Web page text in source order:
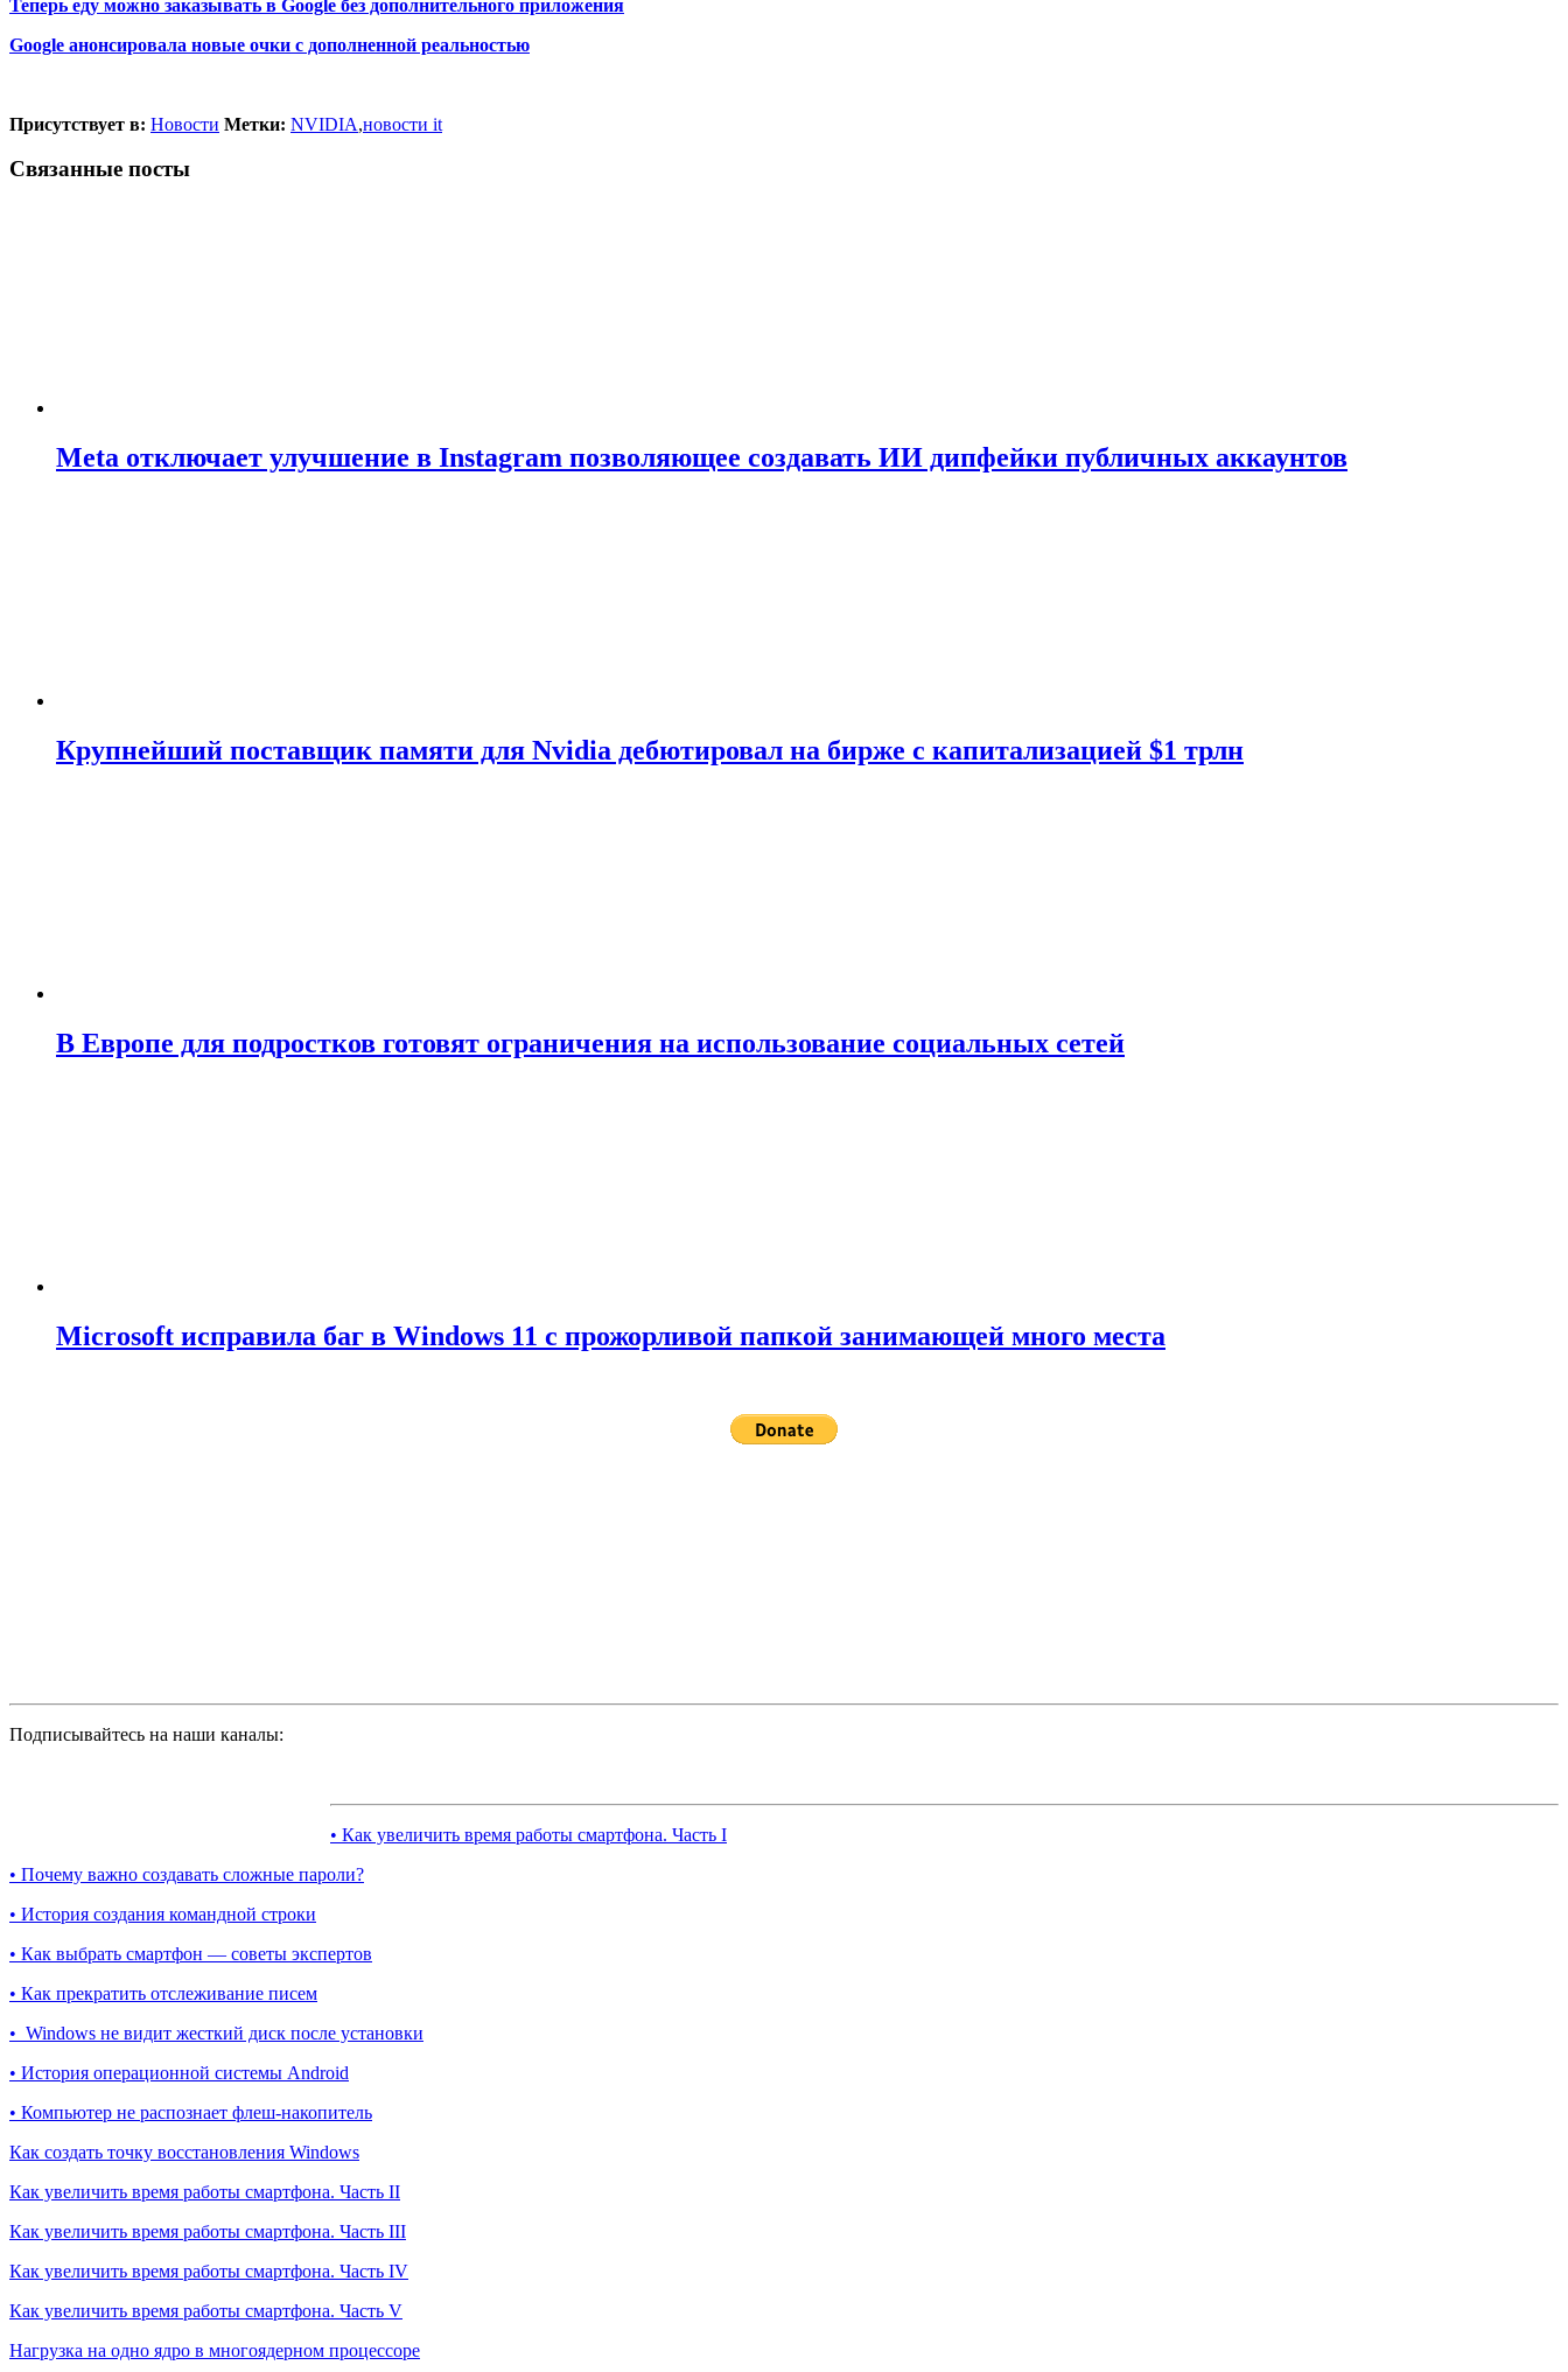
Теперь еду можно заказывать в Google без дополнительного приложения
Google анонсировала новые очки с дополненной реальностью
Присутствует в: Новости Метки: NVIDIA,новости it
Связанные посты
Meta отключает улучшение в Instagram позволяющее создавать ИИ дипфейки публичных аккаунтов
Крупнейший поставщик памяти для Nvidia дебютировал на бирже с капитализацией $1 трлн
В Европе для подростков готовят ограничения на использование социальных сетей
Microsoft исправила баг в Windows 11 с прожорливой папкой занимающей много места
Подписывайтесь на наши каналы:
• Как увеличить время работы смартфона. Часть I
• Почему важно создавать сложные пароли?
• История создания командной строки
• Как выбрать смартфон — советы экспертов
• Как прекратить отслеживание писем
• Windows не видит жесткий диск после установки
• История операционной системы Android
• Компьютер не распознает флеш-накопитель
Как создать точку восстановления Windows
Как увеличить время работы смартфона. Часть II
Как увеличить время работы смартфона. Часть III
Как увеличить время работы смартфона. Часть IV
Как увеличить время работы смартфона. Часть V
Нагрузка на одно ядро в многоядерном процессоре